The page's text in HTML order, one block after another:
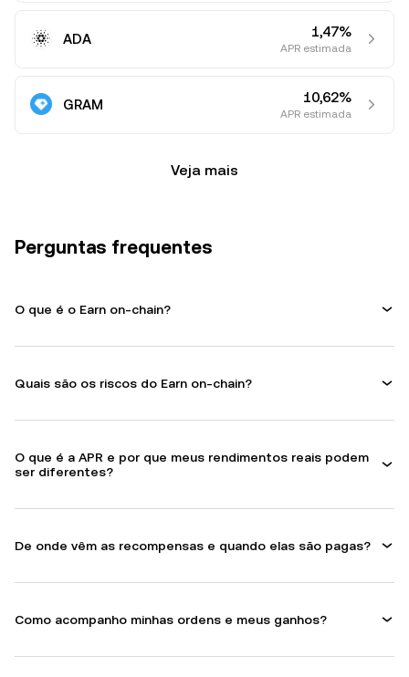
ADA 1,47%
APR estimada
GRAM 10,62%
APR estimada
Veja mais
Perguntas frequentes
O que é o Earn on-chain?
Quais são os riscos do Earn on-chain?
O que é a APR e por que meus rendimentos reais podem
ser diferentes?
De onde vêm as recompensas e quando elas são pagas?
Como acompanho minhas ordens e meus ganhos?